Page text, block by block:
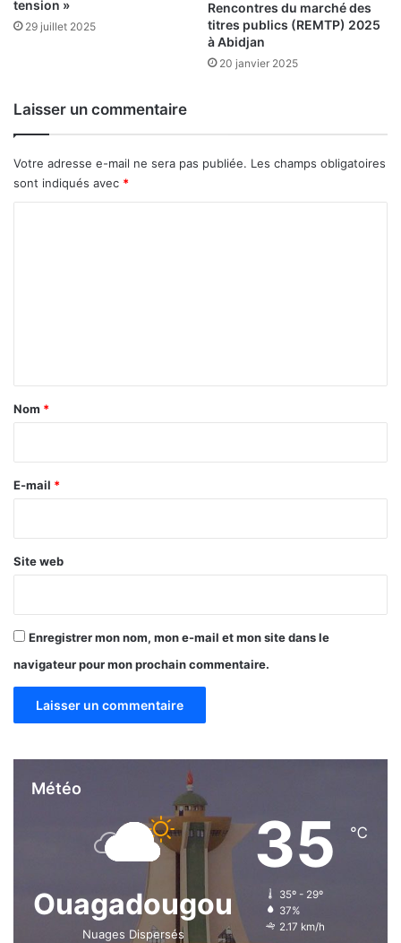
a
g
o
r
e
l
n
a
n
i
e
r
P
a
r
L
é
n
c
N
tension »
29 juillet 2025
Rencontres du marché des
titres publics (REMTP) 2025
à Abidjan
20 janvier 2025
Laisser un commentaire
Votre adresse e-mail ne sera pas publiée. Les champs obligatoires
sont indiqués avec *
a
e
Nom *
E-mail *
Site web
Enregistrer mon nom, mon e-mail et mon site dans le
navigateur pour mon prochain commentaire.
Météo
Ouagadougou
Nuages Dispersés
35 ℃
35º - 29º
37%
2.17 km/h